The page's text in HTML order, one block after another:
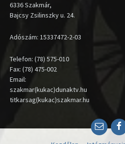
6336 Szakmár,
Bajcsy Zsilinszky u. 24.
Adószám: 15337472-2-03
Telefon: (78) 575-010
Fax: (78) 475-002
Email:
szakmar(kukac)dunaktv.hu
titkarsag(kukac)szakmar.hu
Email